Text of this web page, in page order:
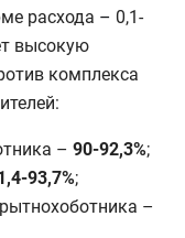
расхода – 0,1-
высокую
комплекса
– 90-92,3%;
93,7%;
–